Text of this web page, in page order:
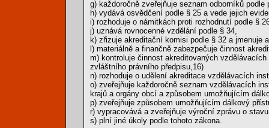
g) každoročně zveřejňuje seznam odborníků
h) vydává osvědčení podle § 25 a vede jejich
i) rozhoduje o námitkách proti rozhodnutí podle §
j) uznává rovnocenné vzdělání podle § 34,
k) zřizuje akreditační komisi podle § 32 a jmenuje
l) materiálně a finančně zabezpečuje činnost
m) kontroluje činnost akreditovaných
zvláštního právního předpisu,16)
n) rozhoduje o udělení akreditace vzdělávacích
o) zveřejňuje každoročně seznam vzdělávacích
krajů a orgány obcí a způsobem umožňujícím
p) zveřejňuje způsobem umožňujícím dálkový
r) vypracovává a zveřejňuje výroční zprávu o
s) plní jiné úkoly podle tohoto zákona.